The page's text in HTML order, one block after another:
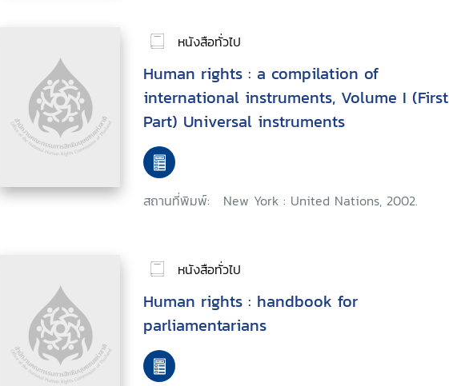
หนังสือทั่วไป
Human rights : a compilation of
international instruments, Volume I (First
Part) Universal instruments
สถานที่พิมพ์: New York : United Nations, 2002.
หนังสือทั่วไป
Human rights : handbook for
parliamentarians